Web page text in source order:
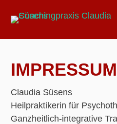
IMPRESSUM
Claudia Süsens
Heilpraktikerin für
Ganzheitlich-integrative